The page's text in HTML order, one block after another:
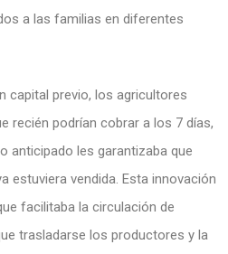
a las familias en diferentes
capital previo, los agricultores
recién podrían cobrar a los 7 días,
anticipado les garantizaba que
estuviera vendida. Esta innovación
facilitaba la circulación de
trasladarse los productores y la